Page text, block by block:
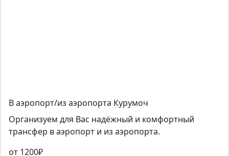
В аэропорт/из аэропорта Курумоч
Организуем для Вас надёжный и комфортный
трансфер в аэропорт и из аэропорта.
от 1200₽